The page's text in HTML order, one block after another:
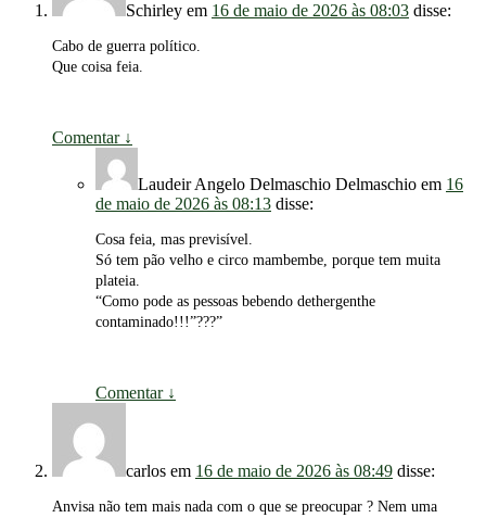
Schirley em 16 de maio de 2026 às 08:03 disse:
Cabo de guerra político.
Que coisa feia.
Comentar ↓
Laudeir Angelo Delmaschio Delmaschio em 16
de maio de 2026 às 08:13 disse:
Cosa feia, mas previsível.
Só tem pão velho e circo mambembe, porque tem muita
plateia.
“Como pode as pessoas bebendo dethergenthe
contaminado!!!”???”
Comentar ↓
carlos em 16 de maio de 2026 às 08:49 disse:
Anvisa não tem mais nada com o que se preocupar ? Nem uma